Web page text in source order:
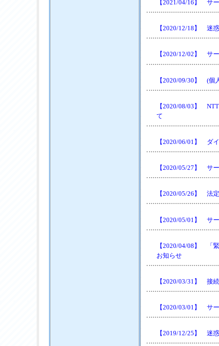
【2021/04/16】 サ
【2020/12/18】 迷
【2020/12/02】 サ
【2020/09/30】 (
【2020/08/03】
て
【2020/06/01】 ダ
【2020/05/27】 サ
【2020/05/26】 法
【2020/05/01】 サ
【2020/04/08】 「
お知らせ
【2020/03/31】 接
【2020/03/01】 サ
【2019/12/25】 迷